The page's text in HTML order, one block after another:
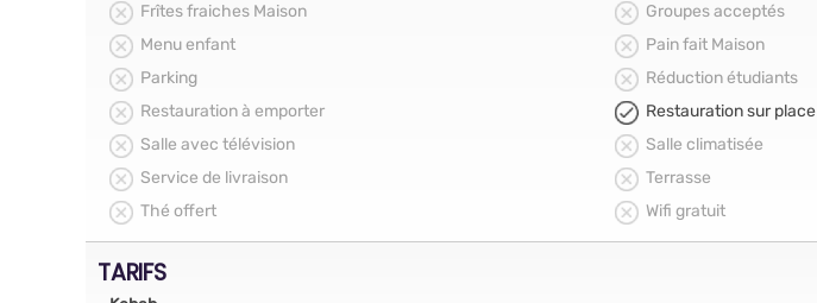
Frîtes fraiches Maison
Groupes acceptés
Menu enfant
Pain fait Maison
Parking
Réduction étudiants
Restauration à emporter
Restauration sur place
Salle avec télévision
Salle climatisée
Service de livraison
Terrasse
Thé offert
Wifi gratuit
TARIFS